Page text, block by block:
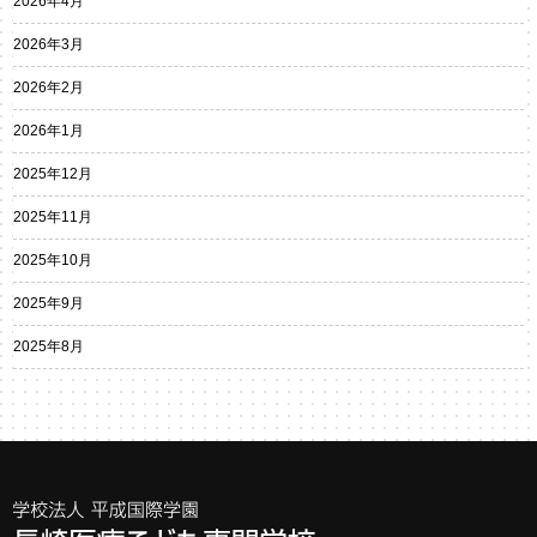
2026年3月
2026年2月
2026年1月
2025年12月
2025年11月
2025年10月
2025年9月
2025年8月